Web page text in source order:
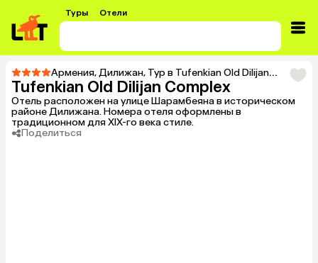
Туры Отели
Армения,Дилижан, Тур в Tufenkian Old Dilijan Complex
Tufenkian Old Dilijan Complex
Отель расположен на улице Шарамбеяна в историческом
районе Дилижана. Номера отеля оформлены в
традиционном для XIX-го века стиле.
Поделиться